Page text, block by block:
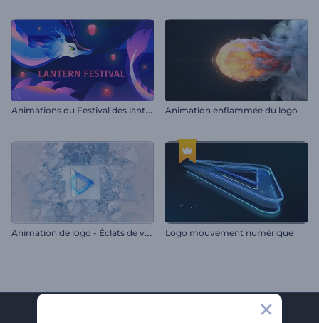
A
nimations du Festival des lanternes Animation enflammée du logo
A
nimation de logo - Éclats de verre brisé Logo mouvement numérique